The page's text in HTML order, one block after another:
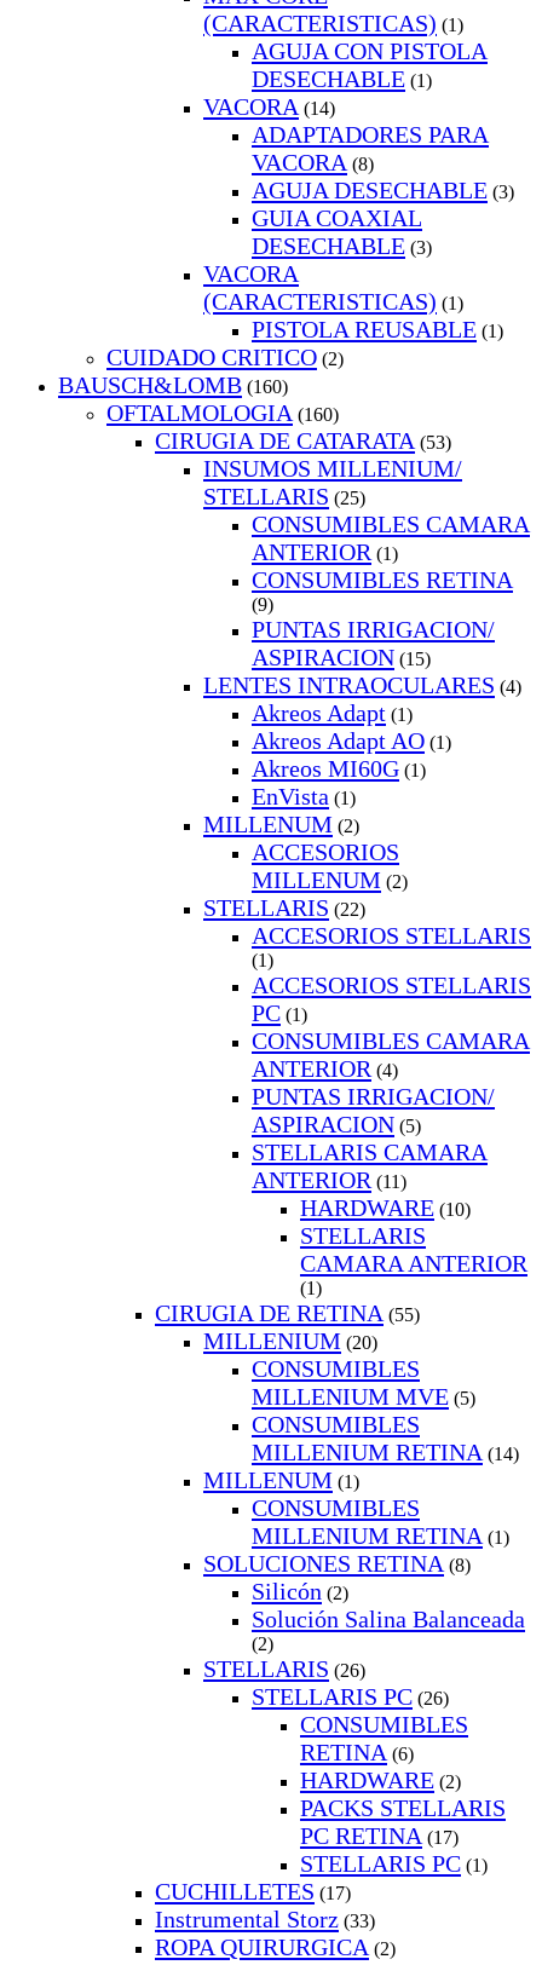
(CARACTERISTICAS) (1)
AGUJA CON PISTOLA
DESECHABLE (1)
VACORA (14)
ADAPTADORES PARA
VACORA (8)
AGUJA DESECHABLE (3)
GUIA COAXIAL
DESECHABLE (3)
VACORA
(CARACTERISTICAS) (1)
PISTOLA REUSABLE (1)
CUIDADO CRITICO (2)
BAUSCH&LOMB (160)
OFTALMOLOGIA (160)
CIRUGIA DE CATARATA (53)
INSUMOS MILLENIUM/
STELLARIS (25)
CONSUMIBLES CAMARA
ANTERIOR (1)
CONSUMIBLES RETINA
(9)
PUNTAS IRRIGACION/
ASPIRACION (15)
LENTES INTRAOCULARES (4)
Akreos Adapt (1)
Akreos Adapt AO (1)
Akreos MI60G (1)
EnVista (1)
MILLENUM (2)
ACCESORIOS
MILLENUM (2)
STELLARIS (22)
ACCESORIOS STELLARIS
(1)
ACCESORIOS STELLARIS
PC (1)
CONSUMIBLES CAMARA
ANTERIOR (4)
PUNTAS IRRIGACION/
ASPIRACION (5)
STELLARIS CAMARA
ANTERIOR (11)
HARDWARE (10)
STELLARIS
CAMARA ANTERIOR
(1)
CIRUGIA DE RETINA (55)
MILLENIUM (20)
CONSUMIBLES
MILLENIUM MVE (5)
CONSUMIBLES
MILLENIUM RETINA (14)
MILLENUM (1)
CONSUMIBLES
MILLENIUM RETINA (1)
SOLUCIONES RETINA (8)
Silicón (2)
Solución Salina Balanceada
(2)
STELLARIS (26)
STELLARIS PC (26)
CONSUMIBLES
RETINA (6)
HARDWARE (2)
PACKS STELLARIS
PC RETINA (17)
STELLARIS PC (1)
CUCHILLETES (17)
Instrumental Storz (33)
ROPA QUIRURGICA (2)